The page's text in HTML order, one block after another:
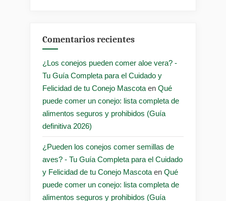
Comentarios recientes
¿Los conejos pueden comer aloe vera? -
Tu Guía Completa para el Cuidado y
Felicidad de tu Conejo Mascota en Qué
puede comer un conejo: lista completa de
alimentos seguros y prohibidos (Guía
definitiva 2026)
¿Pueden los conejos comer semillas de
aves? - Tu Guía Completa para el Cuidado
y Felicidad de tu Conejo Mascota en Qué
puede comer un conejo: lista completa de
alimentos seguros y prohibidos (Guía